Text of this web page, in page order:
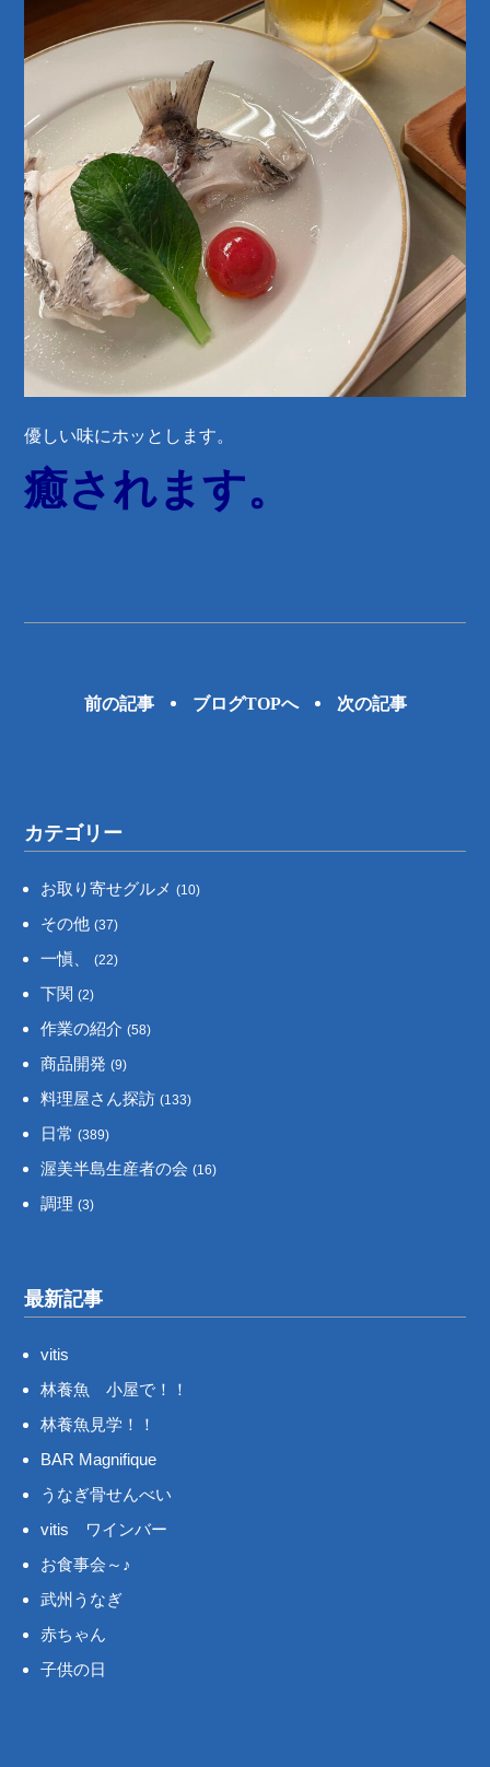
優しい味にホッとします。
癒されます。
前の記事 ブログTOPへ 次の記事
カテゴリー
お取り寄せグルメ(10)
その他(37)
一愼、(22)
下関(2)
作業の紹介(58)
商品開発(9)
料理屋さん探訪(133)
日常(389)
渥美半島生産者の会(16)
調理(3)
最新記事
vitis
林養魚 小屋で！！
林養魚見学！！
BAR Magnifique
うなぎ骨せんべい
vitis ワインバー
お食事会～♪
武州うなぎ
赤ちゃん
子供の日